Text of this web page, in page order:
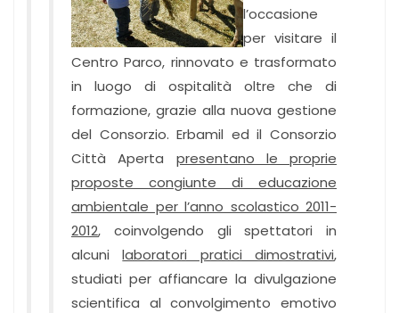
l’occasione
per visitare il
Centro Parco, rinnovato e trasformato
in luogo di ospitalità oltre che di
formazione, grazie alla nuova gestione
del Consorzio.Erbamil ed il Consorzio
Città Aperta presentano le proprie
proposte congiunte di educazione
ambientale per l’anno scolastico 2011-
2012, coinvolgendo gli spettatori in
alcunilaboratori pratici dimostrativi,
studiati per affiancare la divulgazione
scientifica al convolgimento emotivo